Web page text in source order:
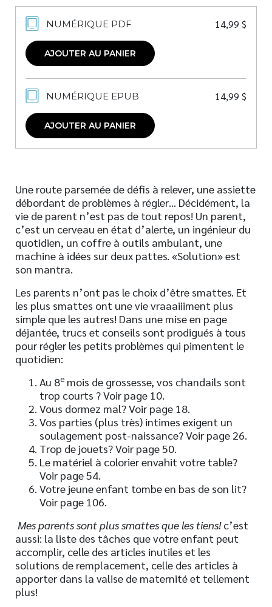
NUMÉRIQUE PDF 14,99 $
AJOUTER AU PANIER
NUMÉRIQUE EPUB 14,99 $
AJOUTER AU PANIER
Une route parsemée de défis à relever, une assiette
débordant de problèmes à régler… Décidément, la
vie de parent n’est pas de tout repos! Un parent,
c’est un cerveau en état d’alerte, un ingénieur du
quotidien, un coffre à outils ambulant, une
machine à idées sur deux pattes. «Solution» est
son mantra.
Les parents n’ont pas le choix d’être smattes. Et
les plus smattes ont une vie vraaaiiiment plus
simple que les autres! Dans une mise en page
déjantée, trucs et conseils sont prodigués à tous
pour régler les petits problèmes qui pimentent le
quotidien:
Au 8e mois de grossesse, vos chandails sont
trop courts ? Voir page 10.
Vous dormez mal? Voir page 18.
Vos parties (plus très) intimes exigent un
soulagement post-naissance? Voir page 26.
Trop de jouets? Voir page 50.
Le matériel à colorier envahit votre table?
Voir page 54.
Votre jeune enfant tombe en bas de son lit?
Voir page 106.
Mes parents sont plus smattes que les tiens!c’est
aussi: la liste des tâches que votre enfant peut
accomplir, celle des articles inutiles et les
solutions de remplacement, celle des articles à
apporter dans la valise de maternité et tellement
plus!